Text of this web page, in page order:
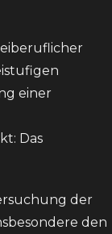
einer
Das
der
den